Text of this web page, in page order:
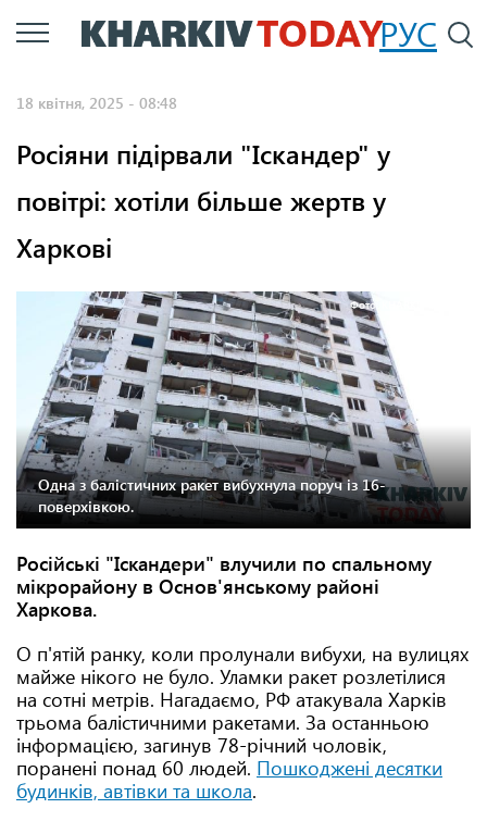
Перейти
до
РУС
18 квітня, 2025 - 08:48
Росіяни підірвали "Іскандер" у
повітрі: хотіли більше жертв у
Харкові
Фото: KHARKIV Today.
Одна з балістичних ракет вибухнула поруч із 16-
поверхівкою.
Російські "Іскандери" влучили по спальному
мікрорайону в Основ'янському районі
Харкова.
О п'ятій ранку, коли пролунали вибухи, на вулицях
майже нікого не було. Уламки ракет розлетілися
на сотні метрів. Нагадаємо, РФ атакувала Харків
трьома балістичними ракетами. За останньою
інформацією, загинув 78-річний чоловік,
поранені понад 60 людей. Пошкоджені десятки
будинків, автівки та школа.